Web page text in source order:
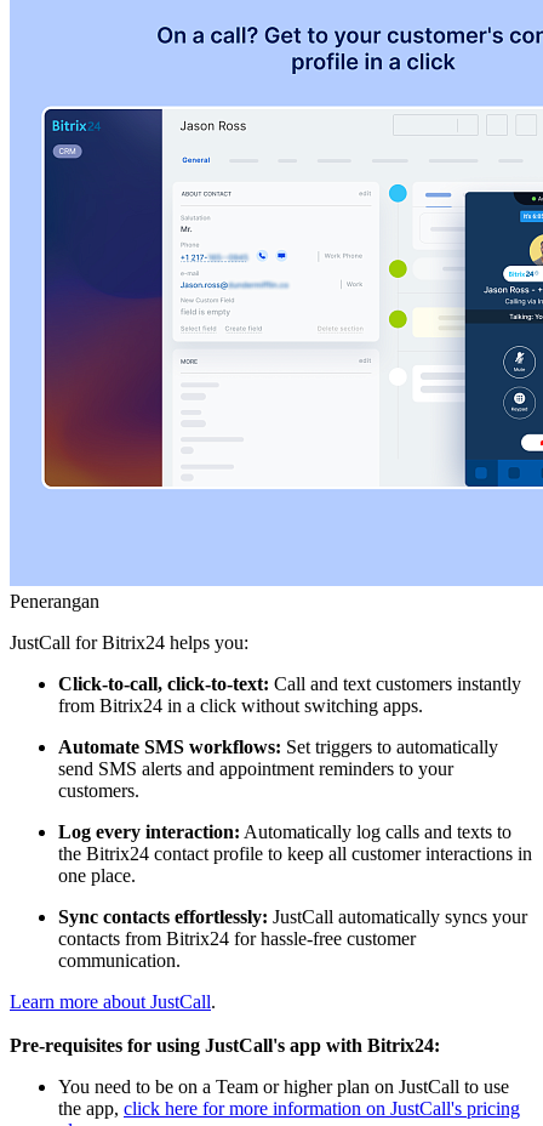
Penerangan
JustCall for Bitrix24 helps you:
Click-to-call, click-to-text: Call and text customers instantly
from Bitrix24 in a click without switching apps.
Automate SMS workflows: Set triggers to automatically
send SMS alerts and appointment reminders to your
customers.
Log every interaction: Automatically log calls and texts to
the Bitrix24 contact profile to keep all customer interactions in
one place.
Sync contacts effortlessly: JustCall automatically syncs your
contacts from Bitrix24 for hassle-free customer
communication.
Learn more about JustCall.
Pre-requisites for using JustCall's app with Bitrix24:
You need to be on a Team or higher plan on JustCall to use
the app, click here for more information on JustCall's pricing